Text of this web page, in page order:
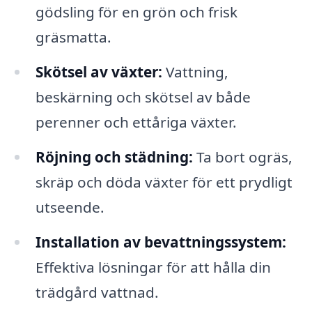
gödsling för en grön och frisk
gräsmatta.
Skötsel av växter: Vattning,
beskärning och skötsel av både
perenner och ettåriga växter.
Röjning och städning: Ta bort ogräs,
skräp och döda växter för ett prydligt
utseende.
Installation av bevattningssystem:
Effektiva lösningar för att hålla din
trädgård vattnad.